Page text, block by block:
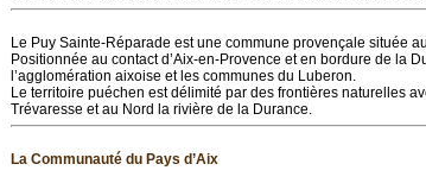
Le Puy Sainte-Réparade est une commune provençale située
Positionnée au contact d’Aix-en-Provence et en bordure de la
l’agglomération aixoise et les communes du Luberon.
Le territoire puéchen est délimité par des frontières naturelles
Trévaresse et au Nord la rivière de la Durance.
La Communauté du Pays d’Aix